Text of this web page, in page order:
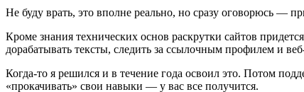
Не буду врать, это вполне реально, но сразу оговорюсь —
Кроме знания технических основ раскрутки сайтов
дорабатывать тексты, следить за ссылочным профилем и
Когда-то я решился и в течение года освоил это. Потом
«прокачивать» свои навыки — у вас все получится.